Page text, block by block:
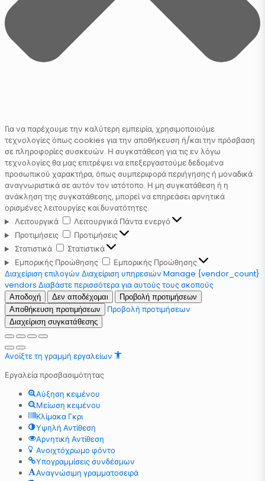
Για να παρέχουμε την καλύτερη εμπειρία, χρησιμοποιούμε
τεχνολογίες όπως cookies για την αποθήκευση ή/και την πρόσβαση
σε πληροφορίες συσκευών. Η συγκατάθεση για τις εν λόγω
τεχνολογίες θα μας επιτρέψει να επεξεργαστούμε δεδομένα
προσωπικού χαρακτήρα, όπως συμπεριφορά περιήγησης ή μοναδικά
αναγνωριστικά σε αυτόν τον ιστότοπο. Η μη συγκατάθεση ή η
ανάκληση της συγκατάθεσης, μπορεί να επηρεάσει αρνητικά
ορισμένες λειτουργίες και δυνατότητες.
Λειτουργικά
Λειτουργικά Πάντα ενεργό
Προτιμήσεις
Προτιμήσεις
Στατιστικά
Στατιστικά
Εμπορικής Προώθησης
Εμπορικής Προώθησης
Διαχείριση επιλογών Διαχείριση υπηρεσιών Manage {vendor_count}
vendors Διαβάστε περισσότερα για αυτούς τους σκοπούς
Αποδοχή Δεν αποδέχομαι
Προβολή προτιμήσεων
Αποθήκευση προτιμήσεων
Προβολή προτιμήσεων
Διαχείριση συγκατάθεσης
Ανοίξτε τη γραμμή εργαλείων
Εργαλεία προσβασιμότητας
Αύξηση κειμένου
Μείωση κειμένου
Κλίμακα Γκρι
Υψηλή Αντίθεση
Αρνητική Αντίθεση
Ανοιχτόχρωμο φόντο
Υπογραμμίσεις συνδέσμων
Αναγνώσιμη γραμματοσειρά